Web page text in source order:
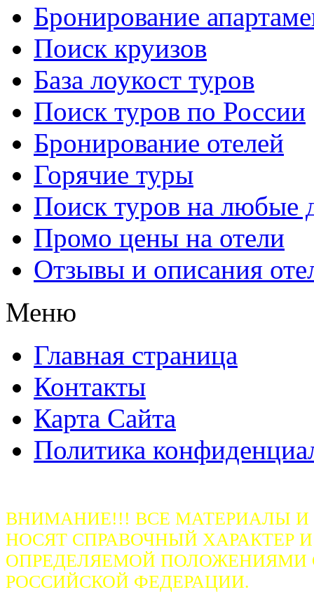
Бронирование
Поиск круизов
База лоукост туров
Поиск туров по России
Бронирование отелей
Горячие туры
Поиск туров на любые
Промо цены на отели
Отзывы и описания
Меню
Главная страница
Контакты
Карта Сайта
Политика
ВНИМАНИЕ!!! ВСЕ МАТЕРИАЛЫ
НОСЯТ СПРАВОЧНЫЙ ХАРАКТЕР
ОПРЕДЕЛЯЕМОЙ ПОЛОЖЕНИЯМИ
РОССИЙСКОЙ ФЕДЕРАЦИИ.